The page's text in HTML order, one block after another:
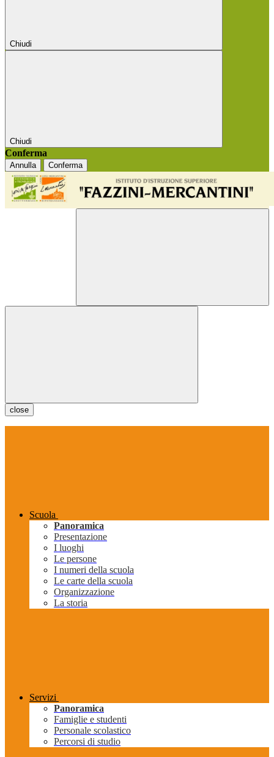
Chiudi
Chiudi
Conferma
Annulla Conferma
close
Scuola
Panoramica
Presentazione
I luoghi
Le persone
I numeri della scuola
Le carte della scuola
Organizzazione
La storia
Servizi
Panoramica
Famiglie e studenti
Personale scolastico
Percorsi di studio